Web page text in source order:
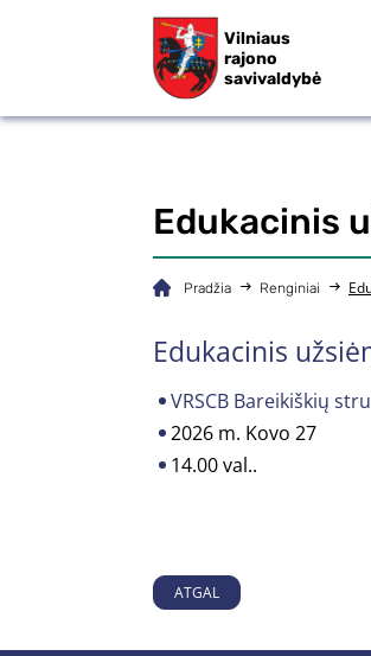
Vilniaus
rajono
savivaldybė
Edukacinis
Pradžia Renginiai
Edukacinis
VRSCB Bareikiškių
2026 m. Kovo 27
14.00 val..
ATGAL